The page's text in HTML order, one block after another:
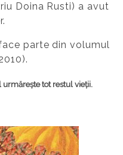
Doina Rusti) a avut
parte din volumul
urmărește tot restul vieții.